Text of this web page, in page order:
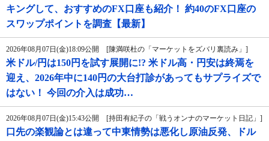
キングして、おすすめのFX口座も紹介！ 約40のFX口座の
スワップポイントを調査【最新】
2026年08月07日(金)18:09公開 [陳満咲杜の「マーケットをズバリ裏読み」]
米ドル/円は150円を試す展開に!? 米ドル高・円安は終焉を
迎え、2026年中に140円の大台打診があってもサプライズで
はない！ 今回の介入は成功…
2026年08月07日(金)15:43公開 [持田有紀子の「戦うオンナのマーケット日記」]
口先の楽観論とは違って中東情勢は悪化し原油反発、ドル